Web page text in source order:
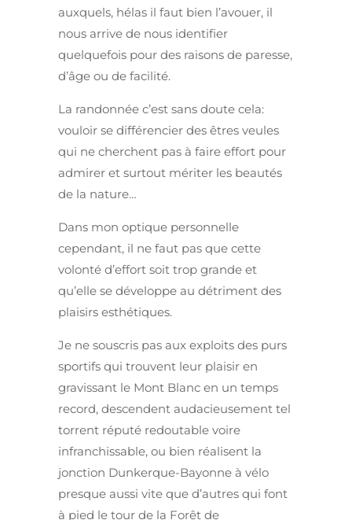
auxquels, hélas il faut bien l’avouer, il
nous arrive de nous identifier
quelquefois pour des raisons de paresse,
d’âge ou de facilité.
La randonnée c’est sans doute cela:
vouloir se différencier des êtres veules
qui ne cherchent pas à faire effort pour
admirer et surtout mériter les beautés
de la nature…
Dans mon optique personnelle
cependant, il ne faut pas que cette
volonté d’effort soit trop grande et
qu’elle se développe au détriment des
plaisirs esthétiques.
Je ne souscris pas aux exploits des purs
sportifs qui trouvent leur plaisir en
gravissant le Mont Blanc en un temps
record, descendent audacieusement tel
torrent réputé redoutable voire
infranchissable, ou bien réalisent la
jonction Dunkerque-Bayonne à vélo
presque aussi vite que d’autres qui font
à pied le tour de la Forêt de